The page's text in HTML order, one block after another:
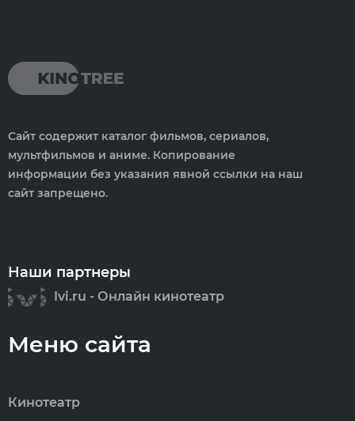
Сайт содержит каталог фильмов, сериалов,
мультфильмов и аниме. Копирование
информации без указания явной ссылки на наш
сайт запрещено.
Наши партнеры
Ivi.ru - Онлайн кинотеатр
Меню сайта
Кинотеатр